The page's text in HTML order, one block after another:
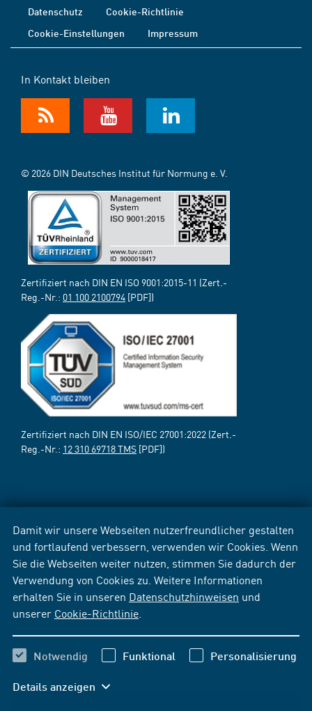
Damit wir unsere Webseiten nutzerfreundlicher gestalten
und fortlaufend verbessern, verwenden wir Cookies. Wenn
Sie die Webseiten weiter nutzen, stimmen Sie dadurch der
Verwendung von Cookies zu. Weitere Informationen
erhalten Sie in unseren Datenschutzhinweisen und
unserer Cookie-Richtlinie
Notwendig Funktional Personalisierung
Details anzeigen
Datenschutz
Cookie-Richtlinie
Cookie-Einstellungen
Impressum
In Kontakt bleiben
© 2026 DIN Deutsches Institut für Normung e. V.
Zertifiziert nach DIN EN ISO 9001:2015-11 (Zert.-
Reg.-Nr.: 01 100 2100794 [PDF])
Zertifiziert nach DIN EN ISO/IEC 27001:2022 (Zert.-
Reg.-Nr.: 12 310 69718 TMS [PDF])